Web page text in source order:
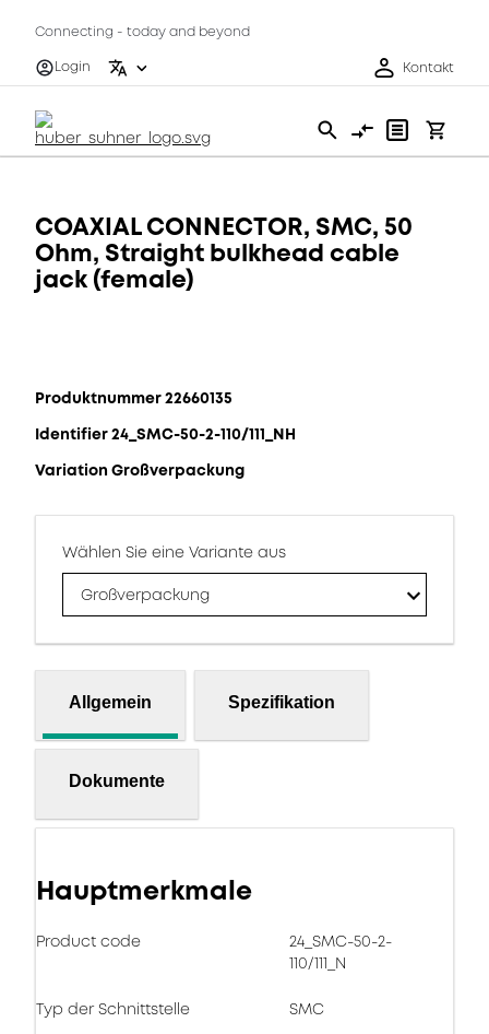
Connecting - today and beyond
Login
Kontakt
COAXIAL CONNECTOR, SMC, 50
Ohm, Straight bulkhead cable
jack (female)
Produktnummer 22660135
Identifier 24_SMC-50-2-110/111_NH
Variation Großverpackung
Wählen Sie eine Variante aus
Großverpackung
Allgemein Spezifikation
Dokumente
Hauptmerkmale
Product code
24_SMC-50-2-
110/111_N
Typ der Schnittstelle SMC